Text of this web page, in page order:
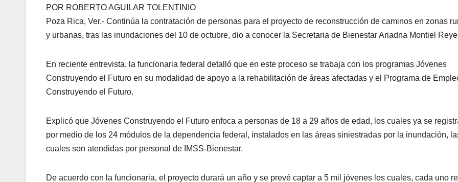
POR ROBERTO AGUILAR TOLENTINIO
Poza Rica, Ver.- Continúa la contratación de personas para el proyecto de reconstrucción de caminos en zonas
y urbanas, tras las inundaciones del 10 de octubre, dio a conocer la Secretaria de Bienestar Ariadna Montiel
En reciente entrevista, la funcionaria federal detalló que en este proceso se trabaja con los programas Jóvenes
Construyendo el Futuro en su modalidad de apoyo a la rehabilitación de áreas afectadas y el Programa de
Construyendo el Futuro.
Explicó que Jóvenes Construyendo el Futuro enfoca a personas de 18 a 29 años de edad, los cuales ya se
por medio de los 24 módulos de la dependencia federal, instalados en las áreas siniestradas por la inundación,
cuales son atendidas por personal de IMSS-Bienestar.
De acuerdo con la funcionaria, el proyecto durará un año y se prevé captar a 5 mil jóvenes los cuales, cada uno